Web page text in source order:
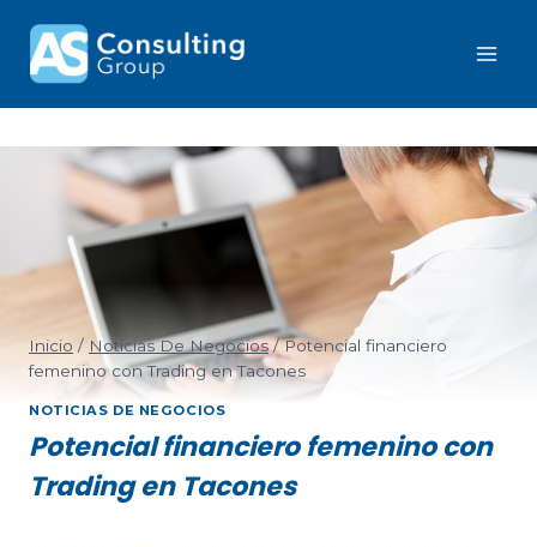
Inicio / Noticias De Negocios / Potencial financiero
femenino con Trading en Tacones
NOTICIAS DE NEGOCIOS
Potencial financiero femenino con
Trading en Tacones